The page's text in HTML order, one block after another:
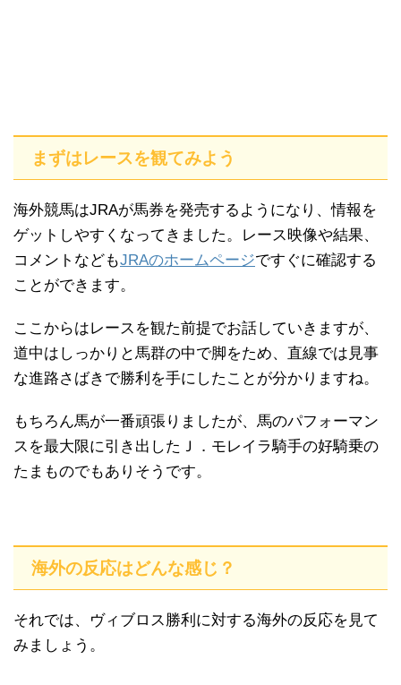
まずはレースを観てみよう
海外競馬はJRAが馬券を発売するようになり、情報を
ゲットしやすくなってきました。レース映像や結果、
コメントなどもJRAのホームページですぐに確認する
ことができます。
ここからはレースを観た前提でお話していきますが、
道中はしっかりと馬群の中で脚をため、直線では見事
な進路さばきで勝利を手にしたことが分かりますね。
もちろん馬が一番頑張りましたが、馬のパフォーマン
スを最大限に引き出したＪ．モレイラ騎手の好騎乗の
たまものでもありそうです。
海外の反応はどんな感じ？
それでは、ヴィブロス勝利に対する海外の反応を見て
みましょう。